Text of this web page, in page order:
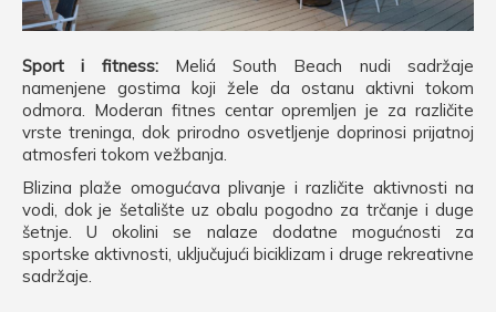
Sport i fitness:Meliá South Beach nudi sadržaje
namenjene gostima koji žele da ostanu aktivni tokom
odmora. Moderan fitnes centar opremljen je za različite
vrste treninga, dok prirodno osvetljenje doprinosi prijatnoj
atmosferi tokom vežbanja.
Blizina plaže omogućava plivanje i različite aktivnosti na
vodi, dok je šetalište uz obalu pogodno za trčanje i duge
šetnje. U okolini se nalaze dodatne mogućnosti za
sportske aktivnosti, uključujući biciklizam i druge rekreativne
sadržaje.